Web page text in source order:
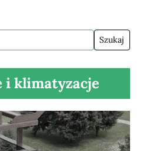
i klimatyzacje